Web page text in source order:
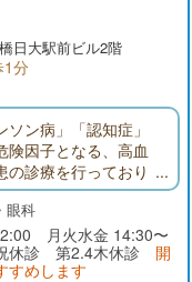
日大駅前ビル2階
1分
ン病」「認知症」
険因子となる、高血
の診療を行っており
状のある方はご相談
駅前（くすりの福
、指導医。頭痛専門
会専門医。
眼科
月火水金 14:30〜
休診 第2.4木休診 開
すめします